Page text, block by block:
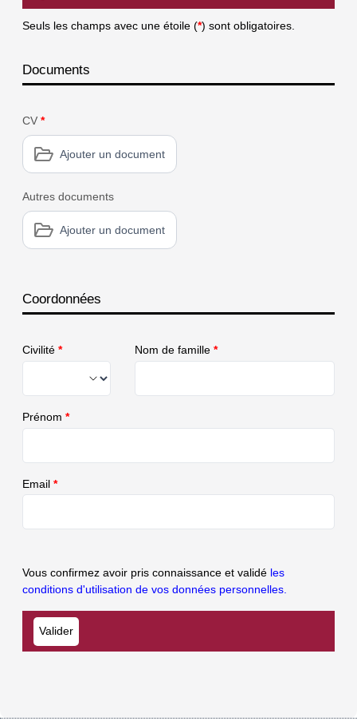
Seuls les champs avec une étoile (*) sont obligatoires.
Documents
CV *
Ajouter un document
Autres documents
Ajouter un document
Coordonnées
Civilité * Nom de famille *
Prénom *
Email *
Vous confirmez avoir pris connaissance et validé les
conditions d'utilisation de vos données personnelles.